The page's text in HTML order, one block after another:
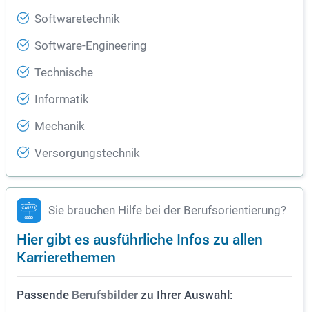
Softwaretechnik
Software-Engineering
Technische
Informatik
Mechanik
Versorgungstechnik
Sie brauchen Hilfe bei der Berufsorientierung?
Hier gibt es ausführliche Infos zu allen
Karrierethemen
Passende Berufsbilder zu Ihrer Auswahl: